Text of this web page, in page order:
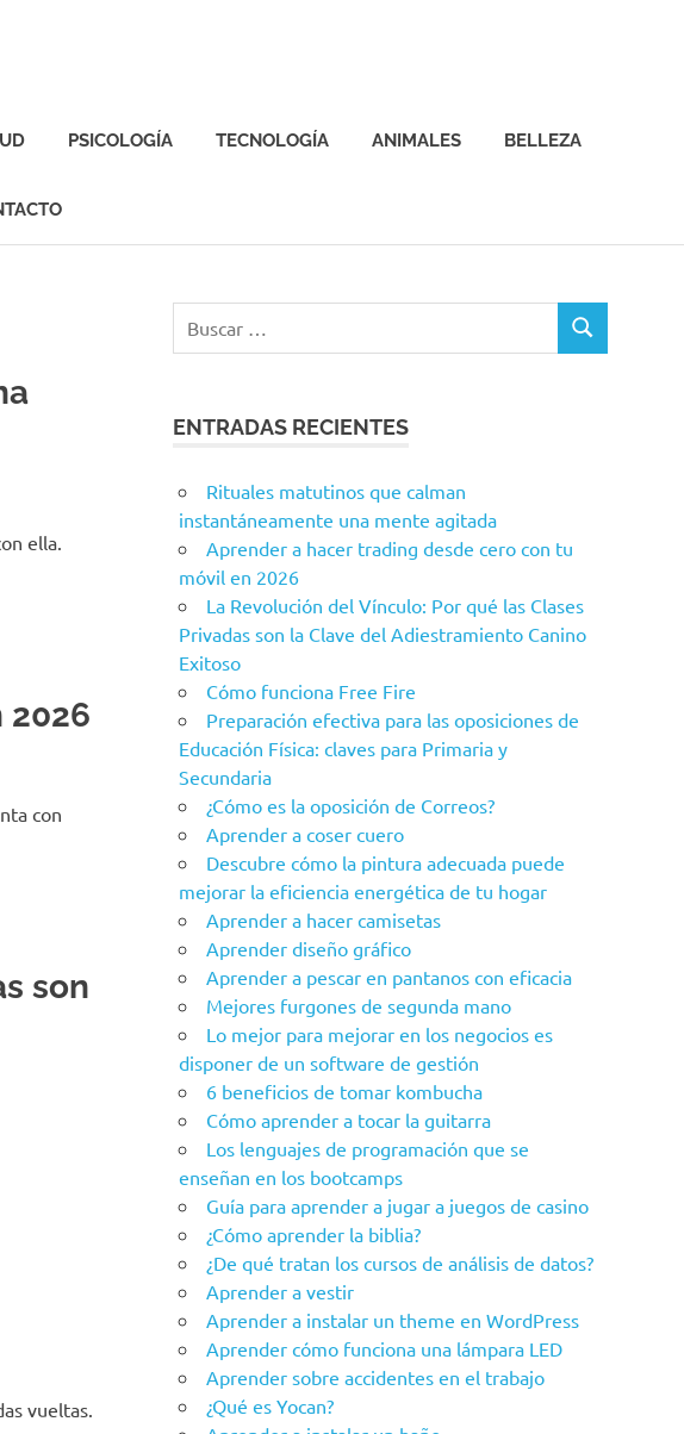
PSICOLOGÍA TECNOLOGÍA ANIMALES BELLEZA
ella.
2026
con
son
vueltas.
ENTRADAS RECIENTES
Rituales matutinos que calman
instantáneamente una mente agitada
Aprender a hacer trading desde cero con tu
móvil en 2026
La Revolución del Vínculo: Por qué las Clases
Privadas son la Clave del Adiestramiento Canino
Exitoso
Cómo funciona Free Fire
Preparación efectiva para las oposiciones de
Educación Física: claves para Primaria y
Secundaria
¿Cómo es la oposición de Correos?
Aprender a coser cuero
Descubre cómo la pintura adecuada puede
mejorar la eficiencia energética de tu hogar
Aprender a hacer camisetas
Aprender diseño gráfico
Aprender a pescar en pantanos con eficacia
Mejores furgones de segunda mano
Lo mejor para mejorar en los negocios es
disponer de un software de gestión
6 beneficios de tomar kombucha
Cómo aprender a tocar la guitarra
Los lenguajes de programación que se
enseñan en los bootcamps
Guía para aprender a jugar a juegos de casino
¿Cómo aprender la biblia?
¿De qué tratan los cursos de análisis de datos?
Aprender a vestir
Aprender a instalar un theme en WordPress
Aprender cómo funciona una lámpara LED
Aprender sobre accidentes en el trabajo
¿Qué es Yocan?